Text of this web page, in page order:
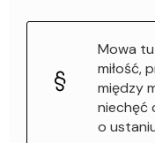
Mowa
miłość,
między
niechęć
o